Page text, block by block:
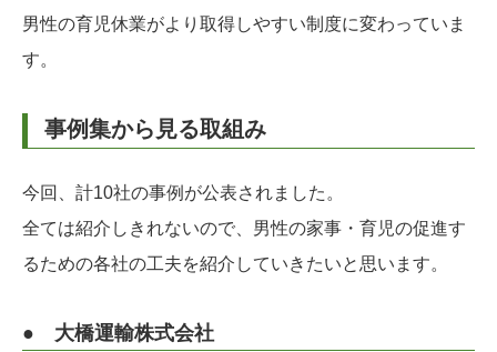
男性の育児休業がより取得しやすい制度に変わっていま
す。
事例集から見る取組み
今回、計10社の事例が公表されました。
全ては紹介しきれないので、男性の家事・育児の促進す
るための各社の工夫を紹介していきたいと思います。
● 大橋運輸株式会社